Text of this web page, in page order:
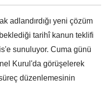
adlandırdığı yeni çözüm
tarihî kanun teklifi
sunuluyor. Cuma günü
Kurul'da görüşelerek
düzenlemesinin